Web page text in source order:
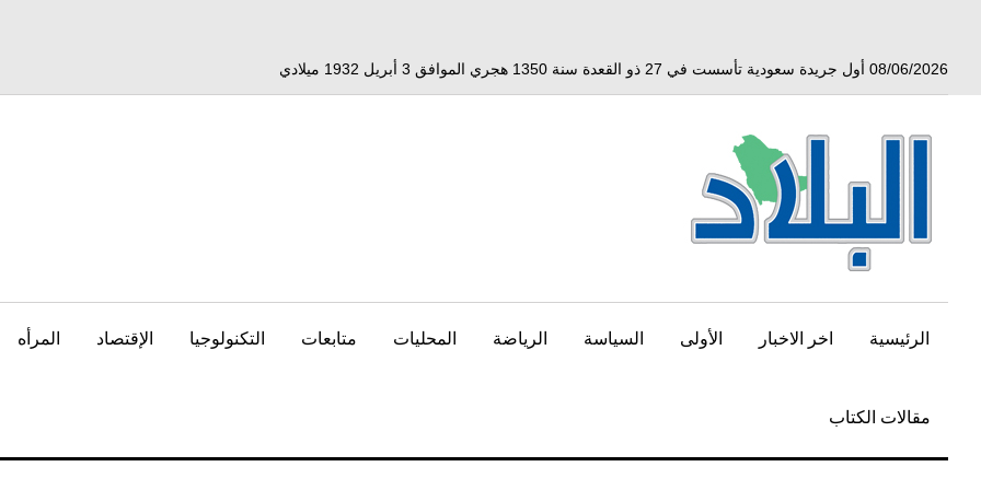
08/06/2026 أول جريدة سعودية تأسست في 27 ذو القعدة سنة 1350 هجري الموافق 3 أبريل 1932 ميلادي
الرئيسية اخر الاخبار الأولى السياسة الرياضة المحليات متابعات التكنولوجيا الإقتصاد المرأه
مقالات الكتاب